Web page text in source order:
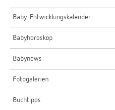
Baby-Entwicklungskalender
Babyhoroskop
Babynews
Fotogalerien
Buchtipps